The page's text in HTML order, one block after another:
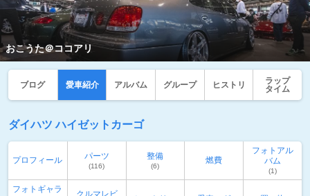
おこうた＠ココアリ
ブログ 愛車紹介 アルバム グループ ヒストリ
ラップ
タイム
ダイハツ ハイゼットカーゴ
プロフィール パーツ
(116)
整備
(6)
燃費
フォトアル
バム
(1)
フォトギャラ
クルマレビ